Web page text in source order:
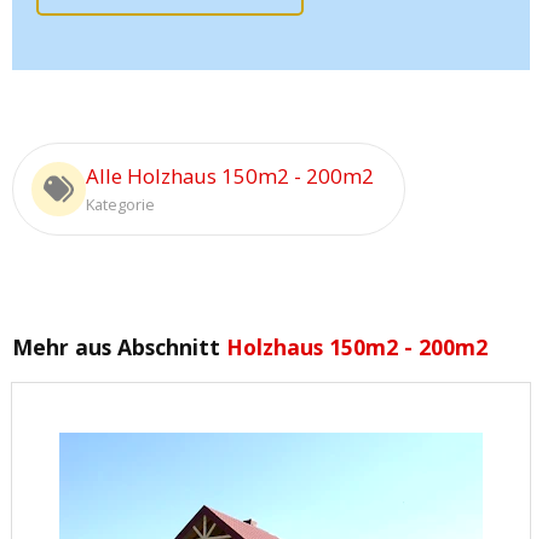
Alle Holzhaus 150m2 - 200m2
Kategorie
Mehr aus Abschnitt Holzhaus 150m2 - 200m2